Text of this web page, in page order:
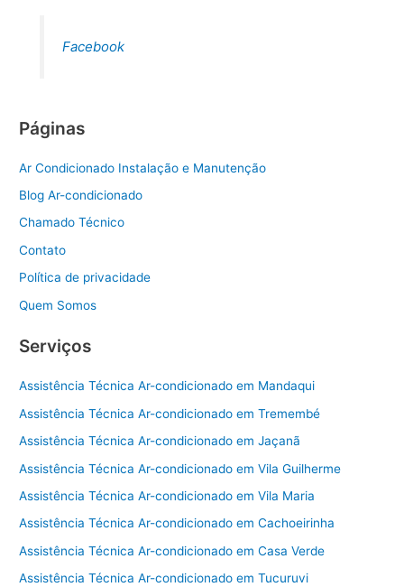
Facebook
Páginas
Ar Condicionado Instalação e Manutenção
Blog Ar-condicionado
Chamado Técnico
Contato
Política de privacidade
Quem Somos
Serviços
Assistência Técnica Ar-condicionado em Mandaqui
Assistência Técnica Ar-condicionado em Tremembé
Assistência Técnica Ar-condicionado em Jaçanã
Assistência Técnica Ar-condicionado em Vila Guilherme
Assistência Técnica Ar-condicionado em Vila Maria
Assistência Técnica Ar-condicionado em Cachoeirinha
Assistência Técnica Ar-condicionado em Casa Verde
Assistência Técnica Ar-condicionado em Tucuruvi